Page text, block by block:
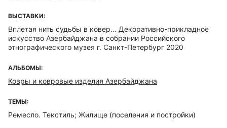
ВЫСТАВКИ:
Вплетая нить судьбы в ковер… Декоративно-прикладное
искусство Азербайджана в собрании Российского
этнографического музея г. Санкт-Петербург 2020
АЛЬБОМЫ:
Ковры и ковровые изделия Азербайджана
ТЕМЫ:
Ремесло. Текстиль; Жилище (поселения и постройки)